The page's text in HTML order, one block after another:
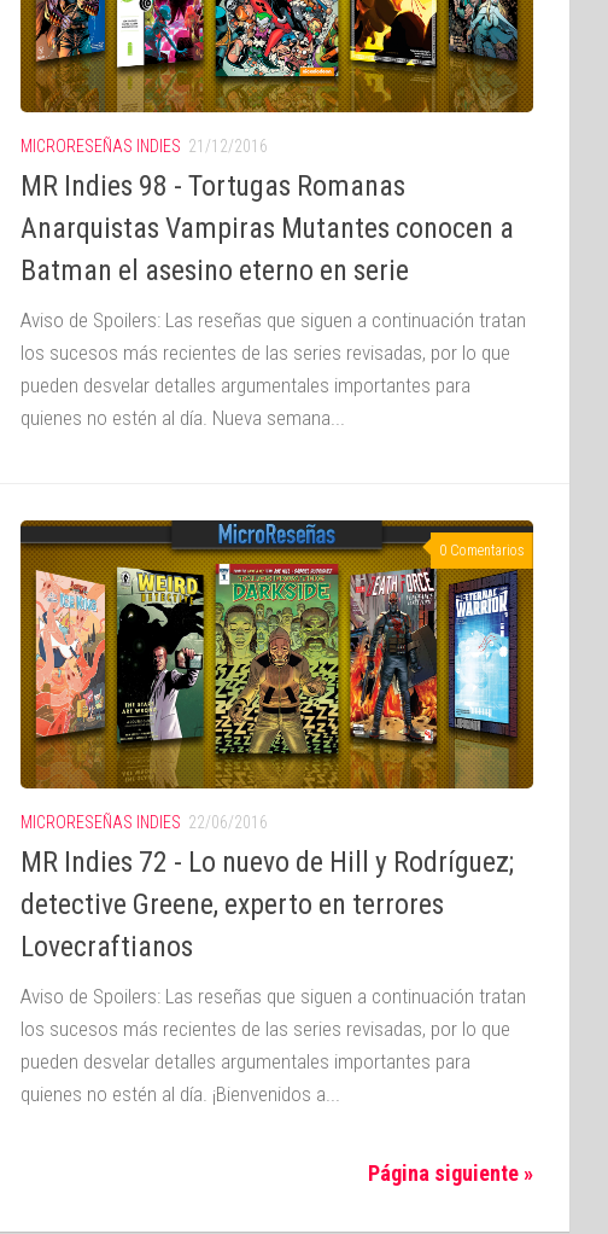
MICRORESEÑAS INDIES 21/12/2016
MR Indies 98 - Tortugas Romanas
Anarquistas Vampiras Mutantes conocen a
Batman el asesino eterno en serie
Aviso de Spoilers: Las reseñas que siguen a continuación tratan
los sucesos más recientes de las series revisadas, por lo que
pueden desvelar detalles argumentales importantes para
quienes no estén al día. Nueva semana...
0 Comentarios
MICRORESEÑAS INDIES 22/06/2016
MR Indies 72 - Lo nuevo de Hill y Rodríguez;
detective Greene, experto en terrores
Lovecraftianos
Aviso de Spoilers: Las reseñas que siguen a continuación tratan
los sucesos más recientes de las series revisadas, por lo que
pueden desvelar detalles argumentales importantes para
quienes no estén al día. ¡Bienvenidos a...
Página siguiente »